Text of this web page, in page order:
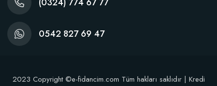
0542 827 69 47
2023 Copyright ©e-fidancim.com Tüm hakları saklıdır | Kredi